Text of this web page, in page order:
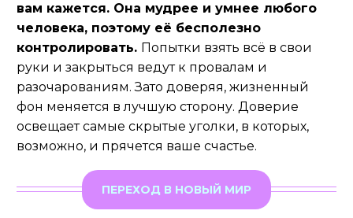
вам кажется. Она мудрее и умнее любого
человека, поэтому её бесполезно
контролировать. Попытки взять всё в свои
руки и закрыться ведут к провалам и
разочарованиям. Зато доверяя, жизненный
фон меняется в лучшую сторону. Доверие
освещает самые скрытые уголки, в которых,
возможно, и прячется ваше счастье.
ПЕРЕХОД В НОВЫЙ МИР